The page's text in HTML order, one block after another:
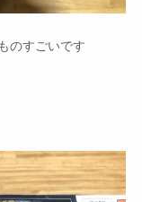
のすごいです